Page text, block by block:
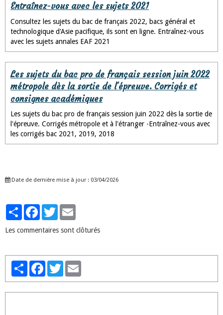
Entraînez-vous avec les sujets 2021
Consultez les sujets du bac de français 2022, bacs général et
technologique d'Asie pacifique, ils sont en ligne. Entraînez-vous
avec les sujets annales EAF 2021
Les sujets du bac pro de français session juin 2022
métropole dès la sortie de l'épreuve. Corrigés et
consignes académiques
Les sujets du bac pro de français session juin 2022 dès la sortie de
l'épreuve. Corrigés métropole et à l'étranger -Entraînez-vous avec
les corrigés bac 2021, 2019, 2018
Date de dernière mise à jour : 03/04/2026
PartagerFacebookTwitter
Les commentaires sont clôturés
PartagerFacebookTwitter